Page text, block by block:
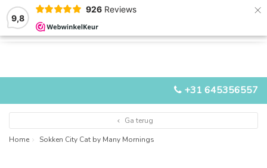
9,8
926 Reviews ×
+31 645356557
MENU
Ga terug
Home
Sokken City Cat by Many Mornings